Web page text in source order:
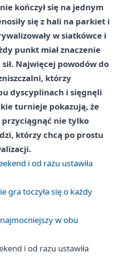
kończył się na jednym
się z hali na parkiet i
w siatkówce i
punkt miał znaczenie
Najwięcej powodów do
którzy
dyscyplinach i sięgnęli
turnieje pokazują, że
nie tylko
którzy chcą po prostu
i od razu ustawiła
gra toczyła się o każdy
najmocniejszy w obu
i od razu ustawiła